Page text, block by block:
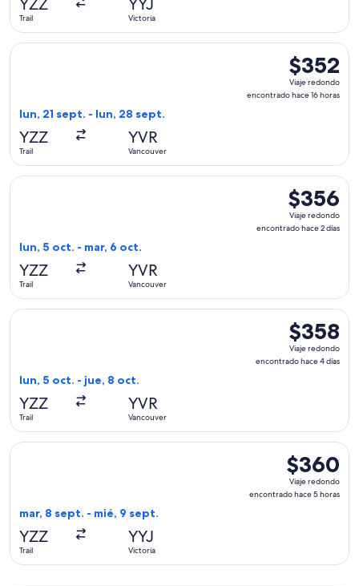
Trail Victoria
$352
Viaje
redondo,
$352
Viaje redondo
encontrado hace 16 horas
lun, 21 sept. - lun, 28 sept.
YZZ
Trail
YVR
Vancouver
Seleccionar vuelo de Pacific Coastal Airlines, con salida el
$356
Viaje
redondo,
$356
Viaje redondo
encontrado hace 2 días
lun, 5 oct. - mar, 6 oct.
YZZ
Trail
YVR
Vancouver
Seleccionar vuelo de Pacific Coastal Airlines, con salida el
$358
Viaje
redondo,
$358
Viaje redondo
encontrado hace 4 días
lun, 5 oct. - jue, 8 oct.
YZZ
Trail
YVR
Vancouver
Seleccionar vuelo de Pacific Coastal Airlines, con salida el
$360
Viaje
redondo,
$360
Viaje redondo
encontrado hace 5 horas
mar, 8 sept. - mié, 9 sept.
YZZ
Trail
YYJ
Victoria
Seleccionar vuelo de Pacific Coastal Airlines, con salida el